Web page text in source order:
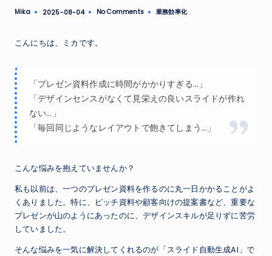
Posted
Mika 2025-08-04 No Comments
Posted
業務効率化
こんにちは、ミカです。
「プレゼン資料作成に時間がかかりすぎる…」
「デザインセンスがなくて見栄えの良いスライドが作れ
ない…」
「毎回同じようなレイアウトで飽きてしまう…」
こんな悩みを抱えていませんか？
私も以前は、一つのプレゼン資料を作るのに丸一日かかることがよ
くありました。特に、ピッチ資料や顧客向けの提案書など、重要な
プレゼンが山のようにあったのに、デザインスキルが足りずに苦労
していました。
そんな悩みを一気に解決してくれるのが「スライド自動生成AI」で